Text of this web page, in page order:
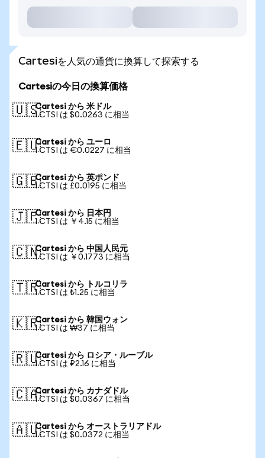
Cartesiを人気の通貨に換算して探索する
Cartesiの今日の換算価格
🇺🇸Cartesi から 米ドル
1 CTSI は $0.0263 に相当
🇪🇺Cartesi から ユーロ
1 CTSI は €0.0227 に相当
🇬🇧Cartesi から 英ポンド
1 CTSI は £0.0195 に相当
🇯🇵Cartesi から 日本円
1 CTSI は ￥4.15 に相当
🇨🇳Cartesi から 中国人民元
1 CTSI は ￥0.1773 に相当
🇹🇷Cartesi から トルコリラ
1 CTSI は ₺1.25 に相当
🇰🇷Cartesi から 韓国ウォン
1 CTSI は ₩37 に相当
🇷🇺Cartesi から ロシア・ルーブル
1 CTSI は ₽2.16 に相当
🇨🇦Cartesi から カナダドル
1 CTSI は $0.0367 に相当
🇦🇺Cartesi から オーストラリアドル
1 CTSI は $0.0372 に相当